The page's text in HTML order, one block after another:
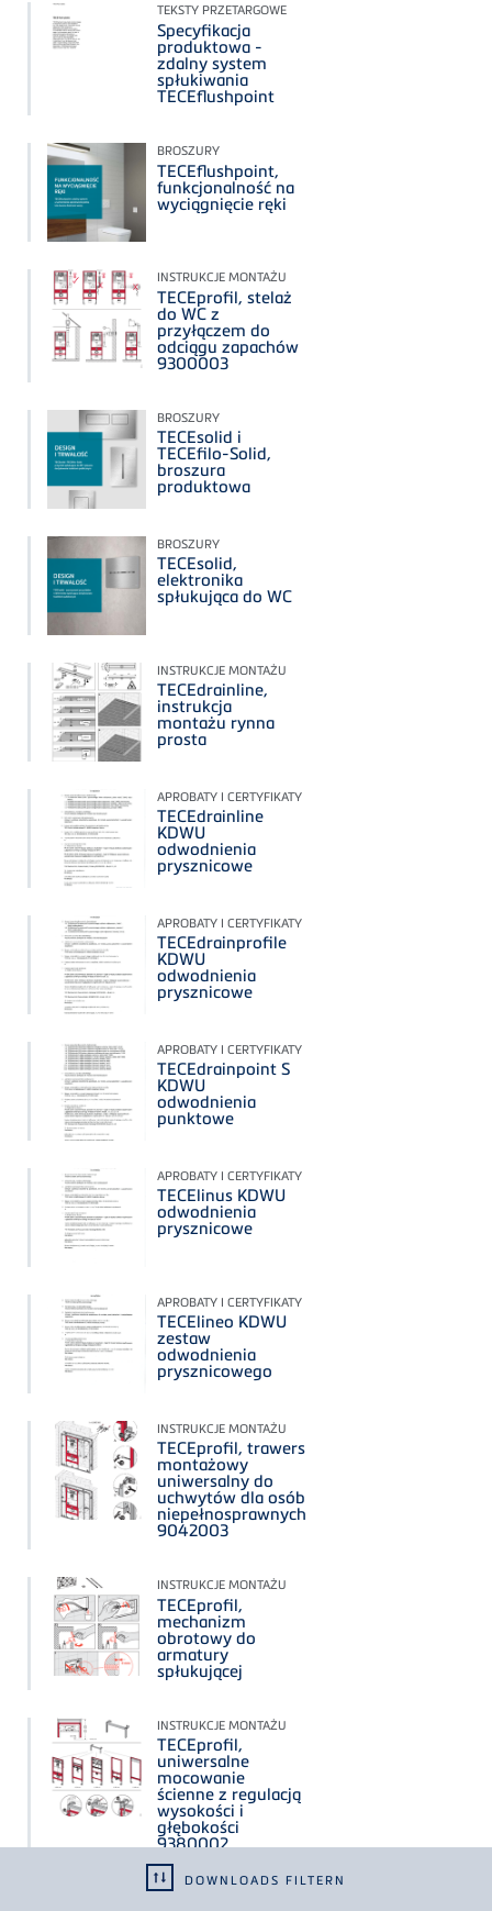
DOWNLOADS FILTERN
TEKSTY PRZETARGOWE
Specyfikacja
produktowa -
zdalny system
spłukiwania
TECEflushpoint
BROSZURY
TECEflushpoint,
funkcjonalność na
wyciągnięcie ręki
INSTRUKCJE MONTAŻU
TECEprofil, stelaż
do WC z
przyłączem do
odciągu zapachów
9300003
BROSZURY
TECEsolid i
TECEfilo-Solid,
broszura
produktowa
BROSZURY
TECEsolid,
elektronika
spłukująca do WC
INSTRUKCJE MONTAŻU
TECEdrainline,
instrukcja
montażu rynna
prosta
APROBATY I CERTYFIKATY
TECEdrainline
KDWU
odwodnienia
prysznicowe
APROBATY I CERTYFIKATY
TECEdrainprofile
KDWU
odwodnienia
prysznicowe
APROBATY I CERTYFIKATY
TECEdrainpoint S
KDWU
odwodnienia
punktowe
APROBATY I CERTYFIKATY
TECElinus KDWU
odwodnienia
prysznicowe
APROBATY I CERTYFIKATY
TECElineo KDWU
zestaw
odwodnienia
prysznicowego
INSTRUKCJE MONTAŻU
TECEprofil, trawers
montażowy
uniwersalny do
uchwytów dla osób
niepełnosprawnych
9042003
INSTRUKCJE MONTAŻU
TECEprofil,
mechanizm
obrotowy do
armatury
spłukującej
INSTRUKCJE MONTAŻU
TECEprofil,
uniwersalne
mocowanie
ścienne z regulacją
wysokości i
głębokości
9380002